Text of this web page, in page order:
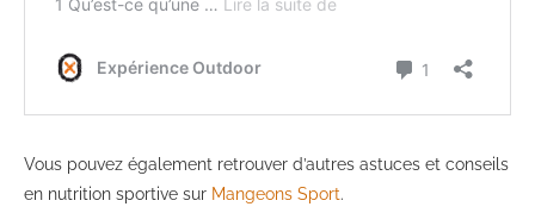
Vous pouvez également retrouver d’autres astuces et conseils
en nutrition sportive sur Mangeons Sport.